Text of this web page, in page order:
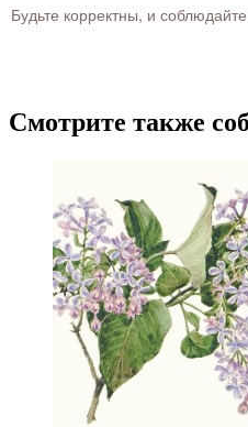
Будьте корректны, и
Смотрите также